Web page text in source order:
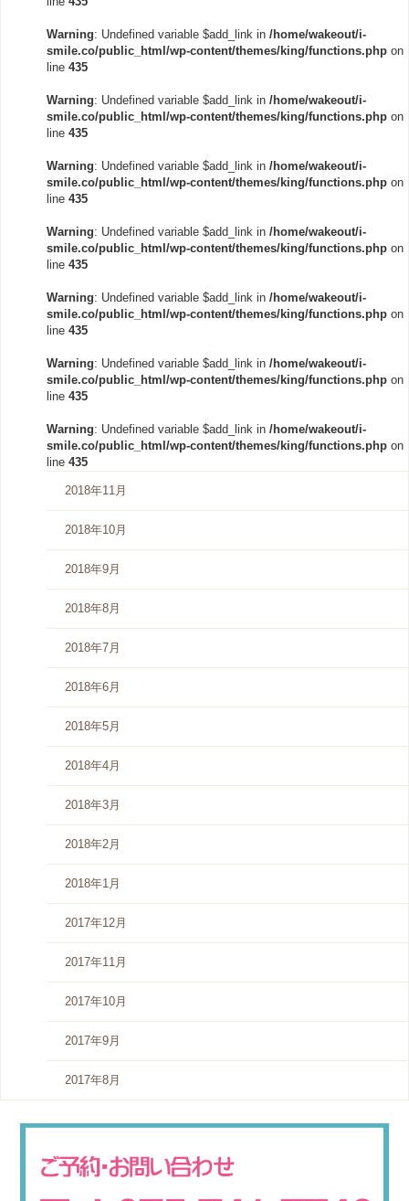
Warning: Undefined variable $add_link in /home/wakeout/i-
smile.co/public_html/wp-content/themes/king/functions.php on
line 435
Warning: Undefined variable $add_link in /home/wakeout/i-
smile.co/public_html/wp-content/themes/king/functions.php on
line 435
Warning: Undefined variable $add_link in /home/wakeout/i-
smile.co/public_html/wp-content/themes/king/functions.php on
line 435
Warning: Undefined variable $add_link in /home/wakeout/i-
smile.co/public_html/wp-content/themes/king/functions.php on
line 435
Warning: Undefined variable $add_link in /home/wakeout/i-
smile.co/public_html/wp-content/themes/king/functions.php on
line 435
Warning: Undefined variable $add_link in /home/wakeout/i-
smile.co/public_html/wp-content/themes/king/functions.php on
line 435
Warning: Undefined variable $add_link in /home/wakeout/i-
smile.co/public_html/wp-content/themes/king/functions.php on
line 435
2018年11月
2018年10月
2018年9月
2018年8月
2018年7月
2018年6月
2018年5月
2018年4月
2018年3月
2018年2月
2018年1月
2017年12月
2017年11月
2017年10月
2017年9月
2017年8月